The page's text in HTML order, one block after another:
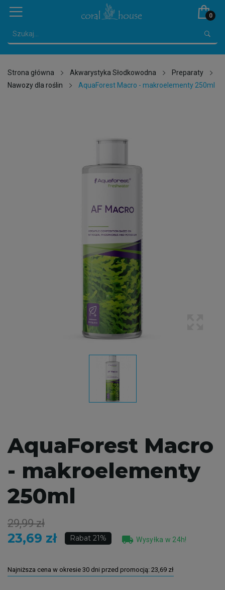
0
Strona główna Akwarystyka Słodkowodna
Preparaty
Nawozy dla roślin
AquaForest Macro - makroelementy 250ml
AquaForest Macro
- makroelementy
250ml
29,99 zł
23,69 zł Rabat 21% local_shipping Wysyłka w 24h!
Najniższa cena w okresie 30 dni przed promocją: 23,69 zł